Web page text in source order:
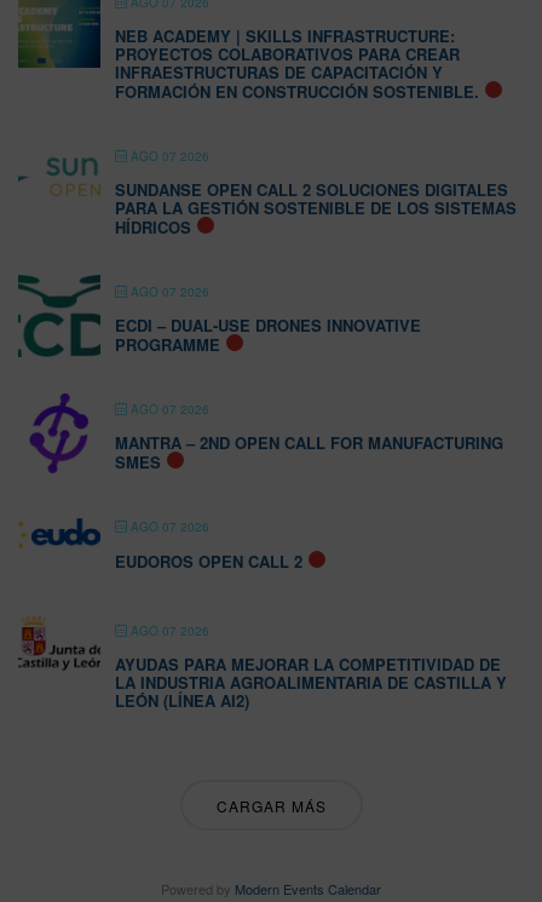
NEB ACADEMY | SKILLS INFRASTRUCTURE:
PROYECTOS COLABORATIVOS PARA CREAR
INFRAESTRUCTURAS DE CAPACITACIÓN Y
FORMACIÓN EN CONSTRUCCIÓN SOSTENIBLE.
AGO 07 2026
SUNDANSE OPEN CALL 2 SOLUCIONES DIGITALES
PARA LA GESTIÓN SOSTENIBLE DE LOS SISTEMAS
HÍDRICOS
AGO 07 2026
ECDI – DUAL-USE DRONES INNOVATIVE
PROGRAMME
AGO 07 2026
MANTRA – 2ND OPEN CALL FOR MANUFACTURING
SMES
AGO 07 2026
EUDOROS OPEN CALL 2
AGO 07 2026
AYUDAS PARA MEJORAR LA COMPETITIVIDAD DE
LA INDUSTRIA AGROALIMENTARIA DE CASTILLA Y
LEÓN (LÍNEA AI2)
CARGAR MÁS
Powered by Modern Events Calendar